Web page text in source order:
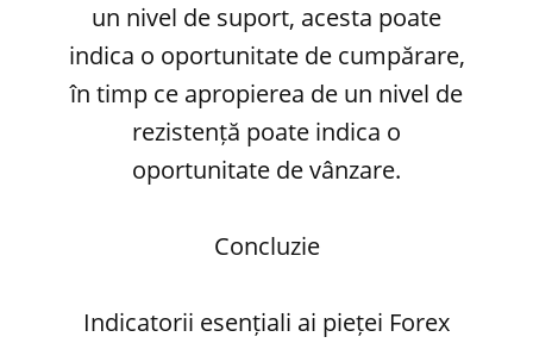
un nivel de suport, acesta poate
indica o oportunitate de cumpărare,
în timp ce apropierea de un nivel de
rezistență poate indica o
oportunitate de vânzare.
Concluzie
Indicatorii esențiali ai pieței Forex